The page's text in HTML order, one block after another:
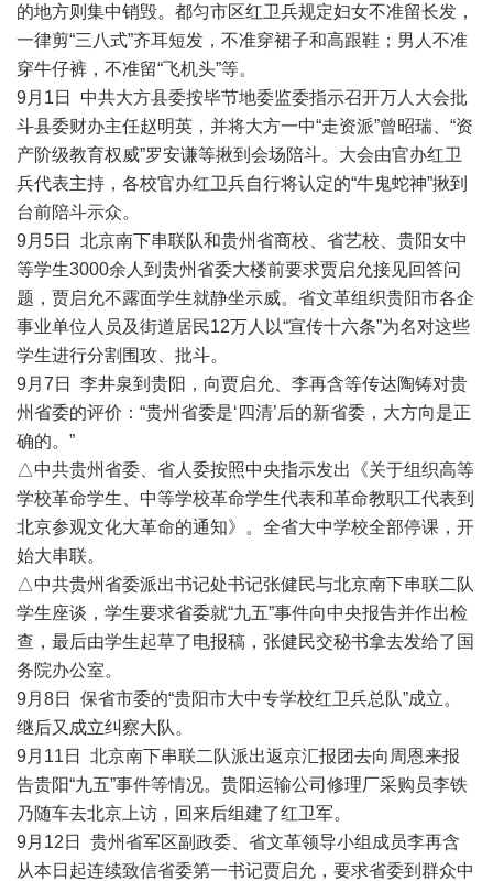
的地方则集中销毁。都匀市区红卫兵规定妇女不准留长发，
一律剪“三八式”齐耳短发，不准穿裙子和高跟鞋；男人不准
穿牛仔裤，不准留“飞机头”等。
9月1日 中共大方县委按毕节地委监委指示召开万人大会批
斗县委财办主任赵明英，并将大方一中“走资派”曾昭瑞、“资
产阶级教育权威”罗安谦等揪到会场陪斗。大会由官办红卫
兵代表主持，各校官办红卫兵自行将认定的“牛鬼蛇神”揪到
台前陪斗示众。
9月5日 北京南下串联队和贵州省商校、省艺校、贵阳女中
等学生3000余人到贵州省委大楼前要求贾启允接见回答问
题，贾启允不露面学生就静坐示威。省文革组织贵阳市各企
事业单位人员及街道居民12万人以“宣传十六条”为名对这些
学生进行分割围攻、批斗。
9月7日 李井泉到贵阳，向贾启允、李再含等传达陶铸对贵
州省委的评价：“贵州省委是‘四清’后的新省委，大方向是正
确的。”
△中共贵州省委、省人委按照中央指示发出《关于组织高等
学校革命学生、中等学校革命学生代表和革命教职工代表到
北京参观文化大革命的通知》。全省大中学校全部停课，开
始大串联。
△中共贵州省委派出书记处书记张健民与北京南下串联二队
学生座谈，学生要求省委就“九五”事件向中央报告并作出检
查，最后由学生起草了电报稿，张健民交秘书拿去发给了国
务院办公室。
9月8日 保省市委的“贵阳市大中专学校红卫兵总队”成立。
继后又成立纠察大队。
9月11日 北京南下串联二队派出返京汇报团去向周恩来报
告贵阳“九五”事件等情况。贵阳运输公司修理厂采购员李铁
乃随车去北京上访，回来后组建了红卫军。
9月12日 贵州省军区副政委、省文革领导小组成员李再含
从本日起连续致信省委第一书记贾启允，要求省委到群众中